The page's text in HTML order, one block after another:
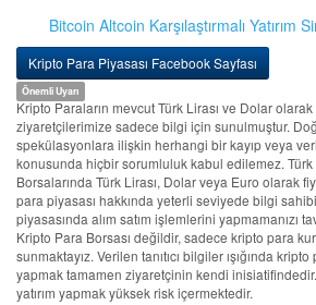
Bitcoin Altcoin Karşılaştırmalı Yatırım
Kripto Para Piyasası Facebook Sayfası
Önemli Uyarı
Kripto Paraların mevcut Türk Lirası ve Dolar olarak
ziyaretçilerimize sadece bilgi için sunulmuştur.
spekülasyonlara ilişkin herhangi bir kayıp veya
konusunda hiçbir sorumluluk kabul edilemez. Türk
Borsalarında Türk Lirası, Dolar veya Euro olarak
para piyasası hakkında yeterli seviyede bilgi
piyasasında alım satım işlemlerini yapmamanızı
Kripto Para Borsası değildir, sadece kripto para
sunmaktayız. Verilen tanıtıcı bilgiler ışığında
yapmak tamamen ziyaretçinin kendi
yatırım yapmak yüksek risk içermektedir.